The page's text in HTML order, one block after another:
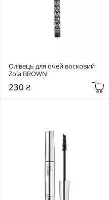
Олівець для очей восковий
Zola BROWN
230 ₴